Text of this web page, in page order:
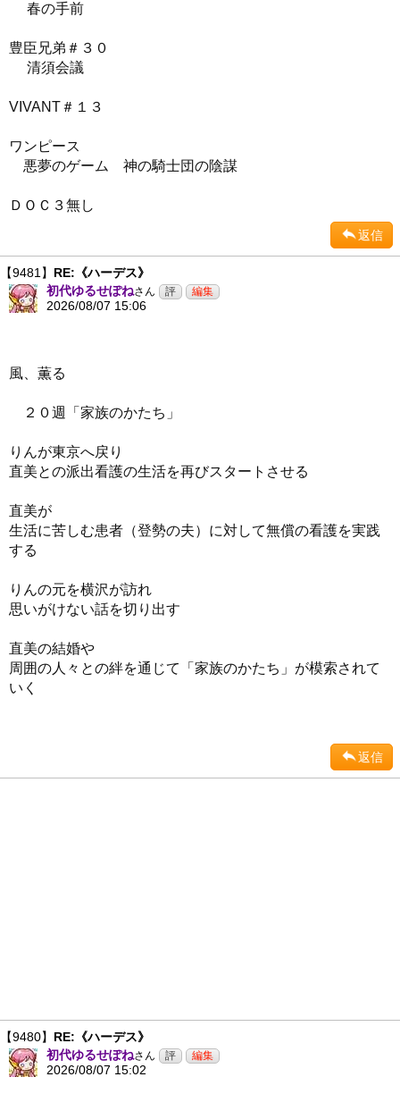
春の手前
豊臣兄弟＃３０
清須会議
VIVANT＃１３
ワンピース
悪夢のゲーム 神の騎士団の陰謀
ＤＯＣ３無し
返信
【9481】 RE:《ハーデス》
初代ゆるせぽねさん
2026/08/07 15:06
風、薫る
２０週「家族のかたち」
りんが東京へ戻り
直美との派出看護の生活を再びスタートさせる
直美が
生活に苦しむ患者（登勢の夫）に対して無償の看護を実践
する
りんの元を横沢が訪れ
思いがけない話を切り出す
直美の結婚や
周囲の人々との絆を通じて「家族のかたち」が模索されて
いく
返信
【9480】 RE:《ハーデス》
初代ゆるせぽねさん
2026/08/07 15:02